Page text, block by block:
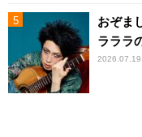
おぞま
ラララ
2026.07.19